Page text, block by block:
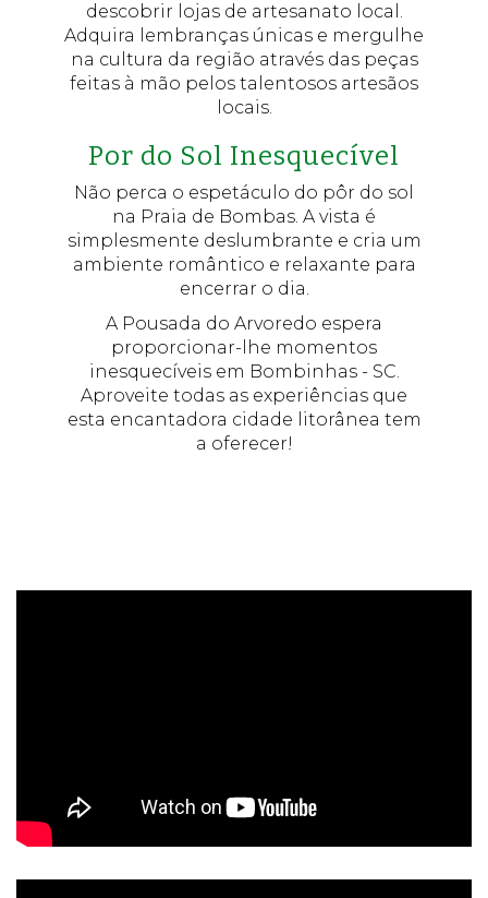
descobrir lojas de artesanato local.
Adquira lembranças únicas e mergulhe
na cultura da região através das peças
feitas à mão pelos talentosos artesãos
locais.
Por do Sol Inesquecível
Não perca o espetáculo do pôr do sol
na Praia de Bombas. A vista é
simplesmente deslumbrante e cria um
ambiente romântico e relaxante para
encerrar o dia.
A Pousada do Arvoredo espera
proporcionar-lhe momentos
inesquecíveis em Bombinhas - SC.
Aproveite todas as experiências que
esta encantadora cidade litorânea tem
a oferecer!